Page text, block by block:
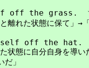
the grass.　ヾ
れた状態に保て」→「
off the hat.
態に自分自身を導い
」